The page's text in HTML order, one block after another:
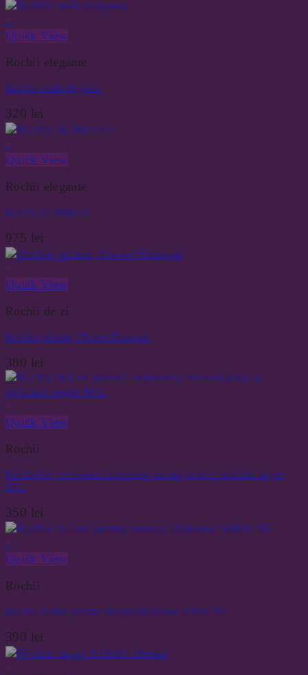
Quick View
Rochii elegante
Rochie midi eleganta
320 lei
Quick View
Rochii elegante
Rochie de Mireasa
975 lei
Quick View
Rochii de zi
Rochie pictata, Flower Bouquet
380 lei
Quick View
Rochii
Rochie bej cu maneci imprimeu animal print si aplicatii negre
M/L
350 lei
Quick View
Rochii
Rochie A-line pictata manual Balerina S/M/L/XL
390 lei